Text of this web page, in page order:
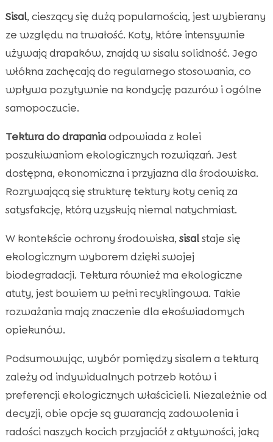
Sisal, cieszący się dużą popularnością, jest wybierany
ze względu na trwałość. Koty, które intensywnie
używają drapaków, znajdą w sisalu solidność. Jego
włókna zachęcają do regularnego stosowania, co
wpływa pozytywnie na kondycję pazurów i ogólne
samopoczucie.
Tektura do drapaniaodpowiada z kolei
poszukiwaniom ekologicznych rozwiązań. Jest
dostępna, ekonomiczna i przyjazna dla środowiska.
Rozrywającą się strukturę tektury koty cenią za
satysfakcję, którą uzyskują niemal natychmiast.
W kontekście ochrony środowiska, sisalstaje się
ekologicznym wyborem dzięki swojej
biodegradacji. Tektura również ma ekologiczne
atuty, jest bowiem w pełni recyklingowa. Takie
rozważania mają znaczenie dla ekoświadomych
opiekunów.
Podsumowując, wybór pomiędzy sisalem a tekturą
zależy od indywidualnych potrzeb kotów i
preferencji ekologicznych właścicieli. Niezależnie od
decyzji, obie opcje są gwarancją zadowolenia i
radości naszych kocich przyjaciół z aktywności, jaką